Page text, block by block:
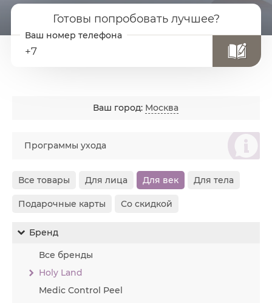
Готовы попробовать лучшее?
+7
Ваш город: Москва
စ
Программы ухода
Все товары Для лица Для век Для тела
Подарочные карты Со скидкой
Бренд
Все бренды
Holy Land
Medic Control Peel